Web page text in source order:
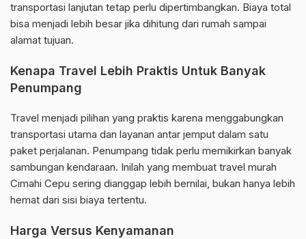
transportasi lanjutan tetap perlu dipertimbangkan. Biaya total
bisa menjadi lebih besar jika dihitung dari rumah sampai
alamat tujuan.
Kenapa Travel Lebih Praktis Untuk Banyak
Penumpang
Travel menjadi pilihan yang praktis karena menggabungkan
transportasi utama dan layanan antar jemput dalam satu
paket perjalanan. Penumpang tidak perlu memikirkan banyak
sambungan kendaraan. Inilah yang membuat travel murah
Cimahi Cepu sering dianggap lebih bernilai, bukan hanya lebih
hemat dari sisi biaya tertentu.
Harga Versus Kenyamanan